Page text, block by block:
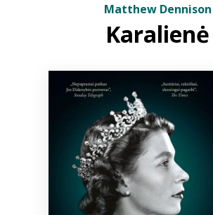
Matthew Dennison
Karalienė